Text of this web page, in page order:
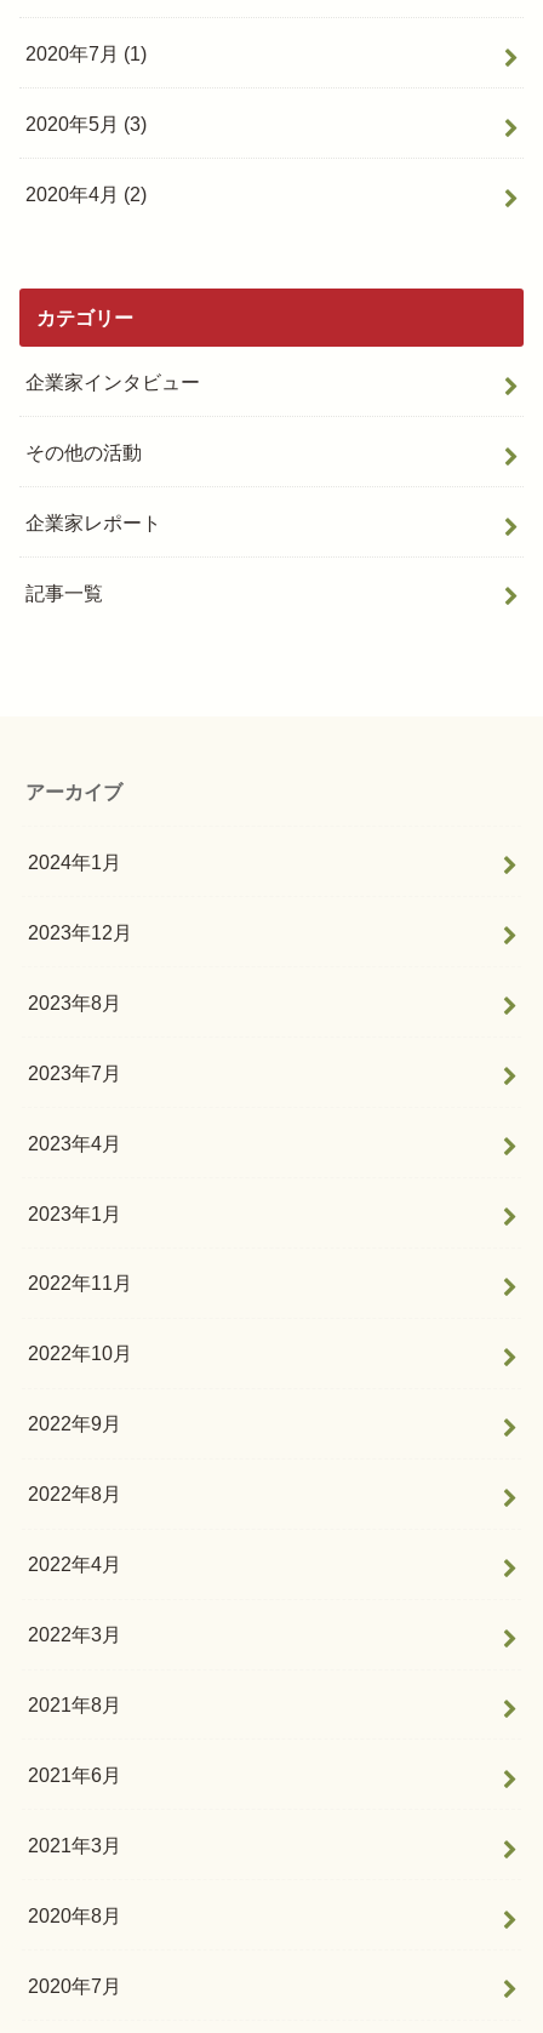
2020年7月 (1)
2020年5月 (3)
2020年4月 (2)
カテゴリー
企業家インタビュー
その他の活動
企業家レポート
記事一覧
アーカイブ
2024年1月
2023年12月
2023年8月
2023年7月
2023年4月
2023年1月
2022年11月
2022年10月
2022年9月
2022年8月
2022年4月
2022年3月
2021年8月
2021年6月
2021年3月
2020年8月
2020年7月